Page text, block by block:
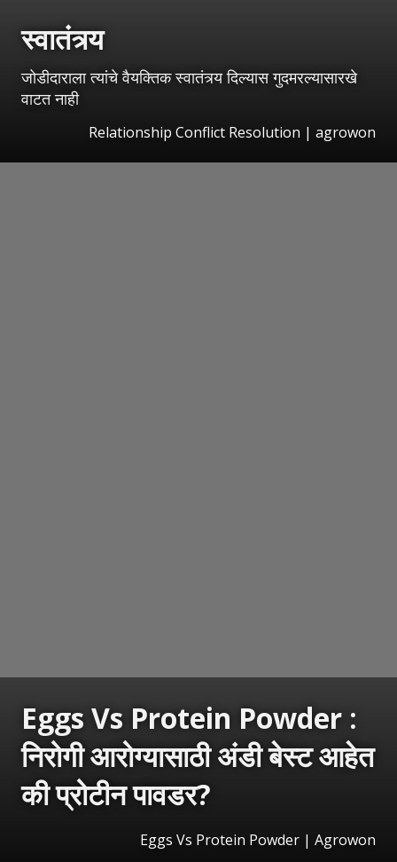
स्वातंत्र्य
जोडीदाराला त्यांचे वैयक्तिक स्वातंत्र्य दिल्यास गुदमरल्यासारखे
वाटत नाही
Relationship Conflict Resolution | agrowon
Eggs Vs Protein Powder :
निरोगी आरोग्यासाठी अंडी बेस्ट आहेत
की प्रोटीन पावडर?
Eggs Vs Protein Powder | Agrowon